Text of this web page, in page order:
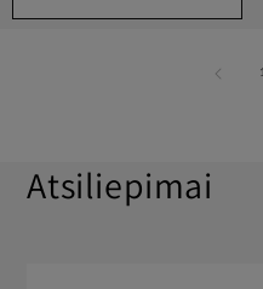
Atsiliepimai